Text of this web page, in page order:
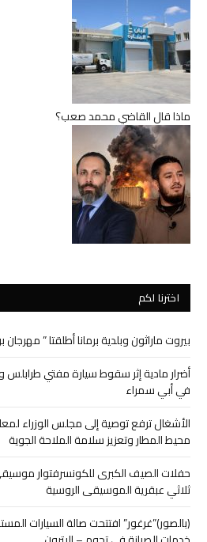
ماذا قال القاضي محمد صعب؟
اخترنا لكم
بيروت ماراثون وبلدية برمانا أطلقتا ” مهرجان
أضرار مادية إثر سقوط سيارة مفتي
في أبي سمراء
الأشغال ترفع توصية إلى مجلس الوزراء
محيط المطار وتعزيز سلامة الملاحة الجوية
حفلات الصيف الكبرى للكونسرفتوار
ثلاثي عبقرية الموسيقى الروسية
(بالصور)”غرغور” افتتحت صالة السيارات